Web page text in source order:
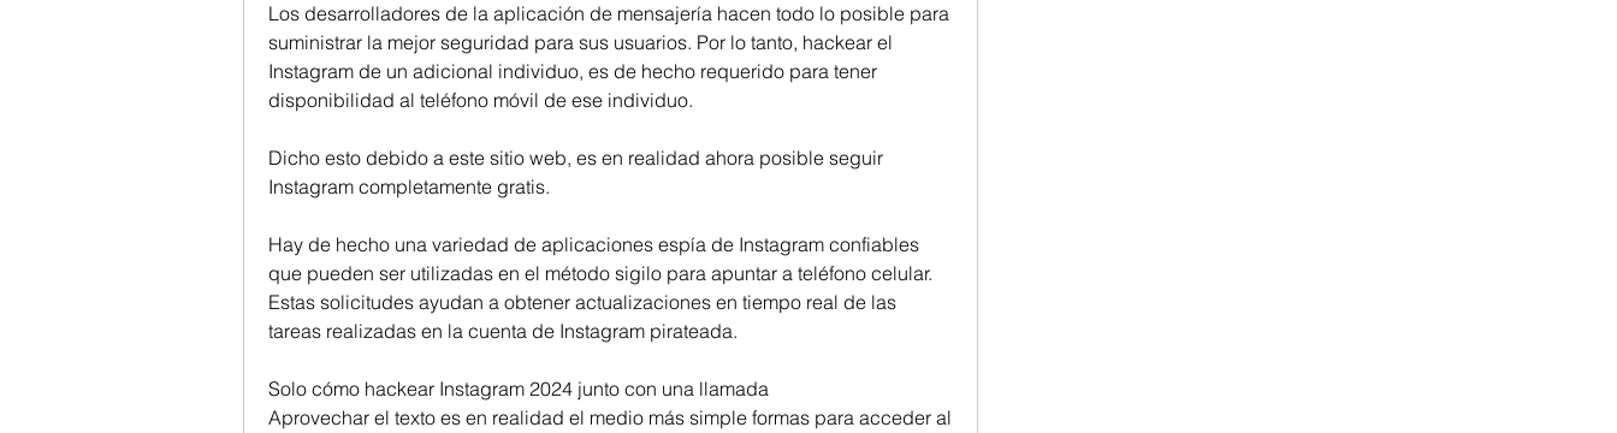
Los desarrolladores de la aplicación de mensajería hacen todo lo posible para
suministrar la mejor seguridad para sus usuarios. Por lo tanto, hackear el
Instagram de un adicional individuo, es de hecho requerido para tener
disponibilidad al teléfono móvil de ese individuo.
Dicho esto debido a este sitio web, es en realidad ahora posible seguir
Instagram completamente gratis.
Hay de hecho una variedad de aplicaciones espía de Instagram confiables
que pueden ser utilizadas en el método sigilo para apuntar a teléfono celular.
Estas solicitudes ayudan a obtener actualizaciones en tiempo real de las
tareas realizadas en la cuenta de Instagram pirateada.
Solo cómo hackear Instagram 2024 junto con una llamada
Aprovechar el texto es en realidad el medio más simple formas para acceder al